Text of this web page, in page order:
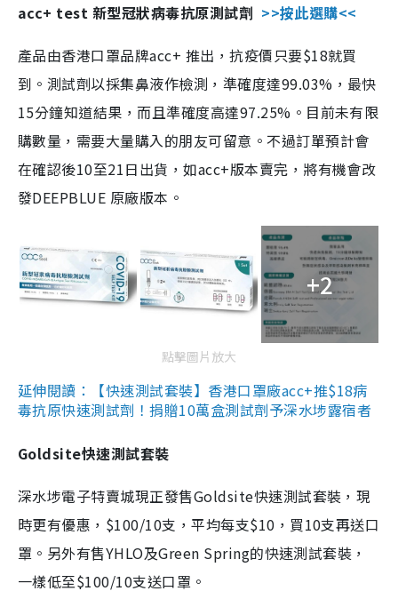
acc+ test 新型冠狀病毒抗原測試劑 >>按此選購<<
產品由香港口罩品牌acc+ 推出，抗疫價只要$18就買
到。測試劑以採集鼻液作檢測，準確度達99.03%，最快
15分鐘知道結果，而且準確度高達97.25%。目前未有限
購數量，需要大量購入的朋友可留意。不過訂單預計會
在確認後10至21日出貨，如acc+版本賣完，將有機會改
發DEEPBLUE 原廠版本。
+2
點擊圖片放大
延伸閱讀：【快速測試套裝】香港口罩廠acc+推$18病
毒抗原快速測試劑！捐贈10萬盒測試劑予深水埗露宿者
Goldsite快速測試套裝
深水埗電子特賣城現正發售Goldsite快速測試套裝，現
時更有優惠，$100/10支，平均每支$10，買10支再送口
罩。另外有售YHLO及Green Spring的快速測試套裝，
一樣低至$100/10支送口罩。